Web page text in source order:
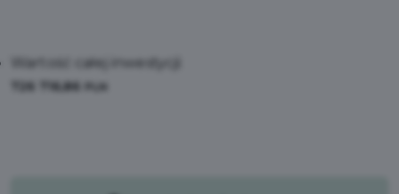
Wartość całej inwestycji:
726 716,86